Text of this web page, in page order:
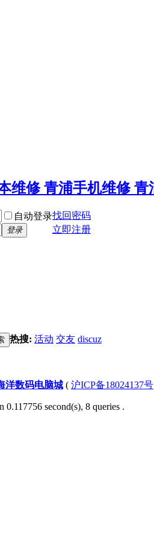
自动登录找回密码
登录 立即注册
热搜: 活动 交友 discuz
洋数码电脑城 ( 沪ICP备18024137号
0.117756 second(s), 8 queries .